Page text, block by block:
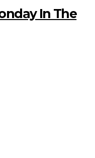
In The